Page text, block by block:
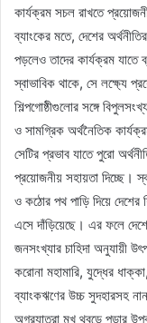
কার্যক্রম সচল রাখতে
ব্যাংকের মতে, দেশের
পড়লেও তাদের কার্যক্রম যাতে
স্বাভাবিক থাকে, সে লক্ষ্যে
শিল্পগোষ্ঠীগুলোর সঙ্গে
ও সামগ্রিক অর্থনৈতিক
সেটির প্রভাব যাতে পুরো
প্রয়োজনীয় সহায়তা দিচ্ছে।
ও কঠোর পথ পাড়ি দিয়ে
এসে দাঁড়িয়েছে। এর ফলে
জনসংখ্যার চাহিদা অনুযায়ী
করোনা মহামারি, যুদ্ধের
ব্যাংকঋণের উচ্চ সুদহারসহ
অগ্রযাত্রা মুখ থুবড়ে পড়ার